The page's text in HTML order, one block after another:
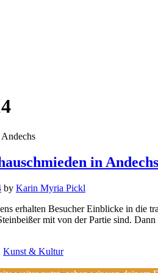
in Andechs
by Karin Myria Pickl
erhalten Besucher Einblicke in die
mit von der Partie sind.
Kunst & Kultur